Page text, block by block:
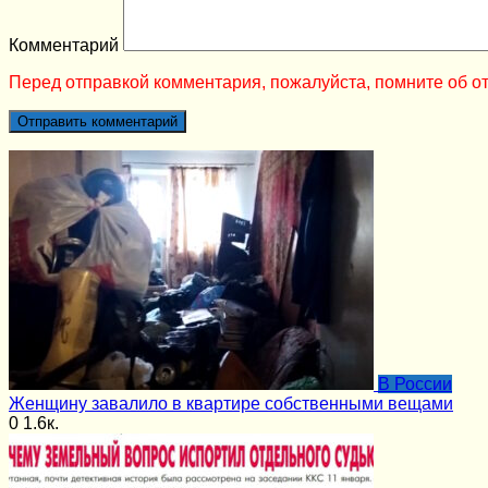
Комментарий
Перед отправкой комментария, пожалуйста, помните об
В России
Женщину завалило в квартире собственными вещами
0 1.6к.